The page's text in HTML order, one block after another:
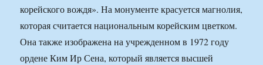
корейского вождя». На монументе красуется магнолия,
которая считается национальным корейским цветком.
Она также изображена на учрежденном в 1972 году
ордене Ким Ир Сена, который является высшей